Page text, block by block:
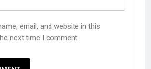
email, and website in this
next time I comment.